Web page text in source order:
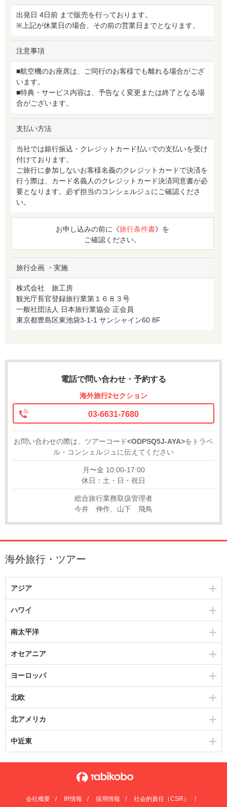
出発日 4日前 まで販売を行っております。
※上記が休業日の場合、その前の営業日までとなります。
注意事項
■航空機のお座席は、ご同行のお客様でも離れる場合がござ
います。
■特典・サービス内容は、予告なく変更または終了となる場
合がございます。
支払い方法
当社では銀行振込・クレジットカード払いでの支払いを受け
付けております。
ご旅行に参加しないお客様名義のクレジットカードで決済を
行う際は、カード名義人のクレジットカード決済同意書が必
要となります。必ず担当のコンシェルジュにご確認くださ
い。
お申し込みの前に《旅行条件書》を
ご確認ください。
旅行企画 ・実施
株式会社 旅工房
観光庁長官登録旅行業第１６８３号
一般社団法人 日本旅行業協会 正会員
東京都豊島区東池袋3-1-1 サンシャイン60 8F
電話で問い合わせ・予約する
海外旅行2セクション
03-6631-7680
お問い合わせの際は、ツアーコード<ODPSQ5J-AYA>をトラベ
ル・コンシェルジュに伝えてください
月〜金 10:00-17:00
休日：土・日・祝日
総合旅行業務取扱管理者
今井 伸作、山下 飛鳥
海外旅行・ツアー
アジア
ハワイ
南太平洋
オセアニア
ヨーロッパ
北欧
北アメリカ
中近東
会社概要 IR情報 採用情報 社会的責任（CSR）